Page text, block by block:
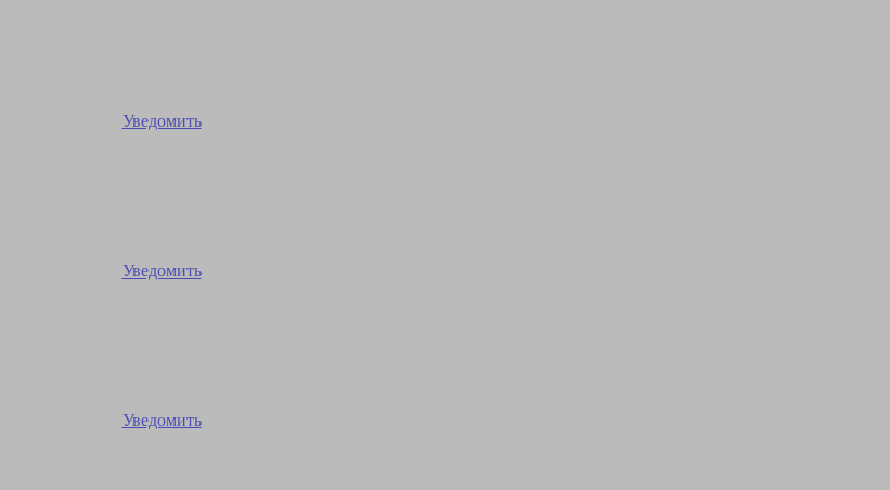
Уведомить
Уведомить
Уведомить